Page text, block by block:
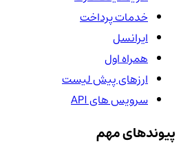
خدمات پرداخت
ایرانسل
همراه اول
ارزهای پیش لیست
سرویس های API
پیوندهای مهم